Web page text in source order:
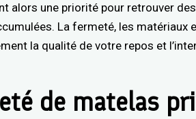
alors une priorité pour retrouver
La fermeté, les matériaux
la qualité de votre repos et
de matelas